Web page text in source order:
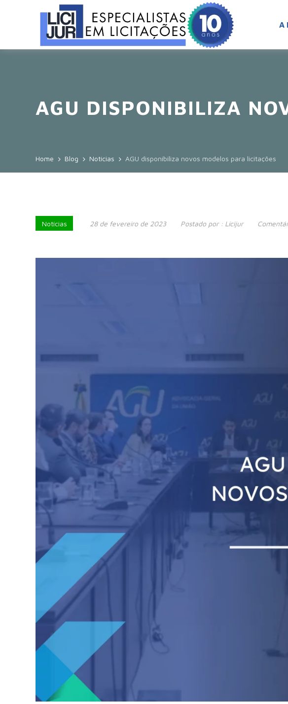
A
AGU DISPONIBILIZA
Home Blog Notícias AGU disponibiliza novos modelos para licitações
Notícias 28 de fevereiro de 2023 Postado por : Licijur